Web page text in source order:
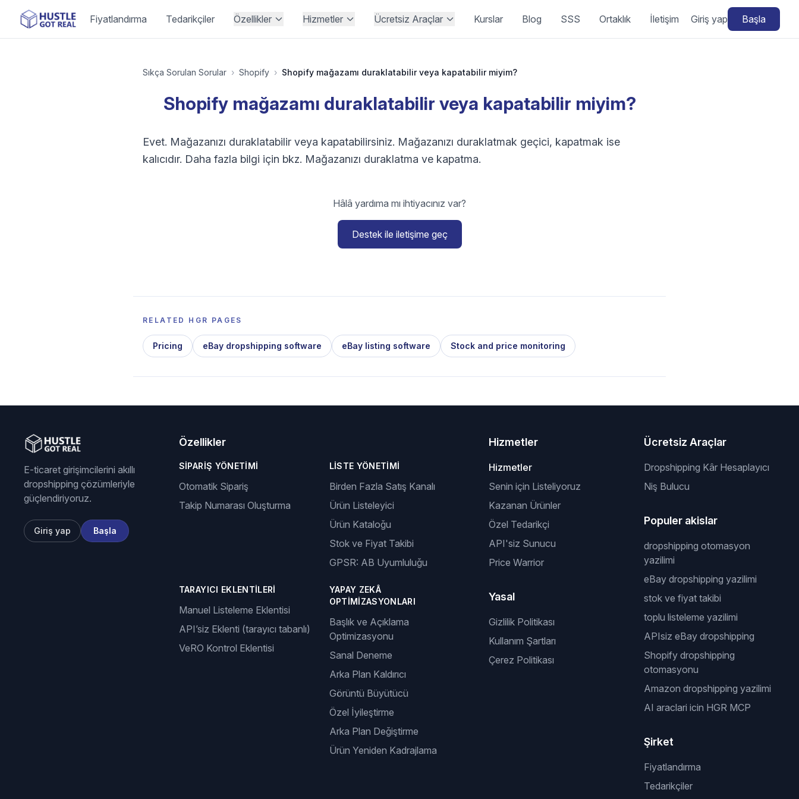
Fiyatlandırma Tedarikçiler Özellikler Hizmetler Ücretsiz Araçlar Kurslar Blog SSS Ortaklık İletişim Giriş yap Başla
Sıkça Sorulan Sorular › Shopify › Shopify mağazamı duraklatabilir veya kapatabilir miyim?
Shopify mağazamı duraklatabilir veya kapatabilir miyim?
Evet. Mağazanızı duraklatabilir veya kapatabilirsiniz. Mağazanızı duraklatmak geçici, kapatmak ise
kalıcıdır. Daha fazla bilgi için bkz. Mağazanızı duraklatma ve kapatma.
Hâlâ yardıma mı ihtiyacınız var?
Destek ile iletişime geç
RELATED HGR PAGES
Pricing eBay dropshipping software eBay listing software Stock and price monitoring
E-ticaret girişimcilerini akıllı
dropshipping çözümleriyle
güçlendiriyoruz.
Giriş yap Başla
Özellikler
SIPARIŞ YÖNETIMI
Otomatik Sipariş
Takip Numarası Oluşturma
LISTE YÖNETIMI
Birden Fazla Satış Kanalı
Ürün Listeleyici
Ürün Kataloğu
Stok ve Fiyat Takibi
GPSR: AB Uyumluluğu
TARAYICI EKLENTILERI
Manuel Listeleme Eklentisi
API’siz Eklenti (tarayıcı tabanlı)
VeRO Kontrol Eklentisi
YAPAY ZEKÂ
OPTIMIZASYONLARI
Başlık ve Açıklama
Optimizasyonu
Sanal Deneme
Arka Plan Kaldırıcı
Görüntü Büyütücü
Özel İyileştirme
Arka Plan Değiştirme
Ürün Yeniden Kadrajlama
Hizmetler
Hizmetler
Senin için Listeliyoruz
Kazanan Ürünler
Özel Tedarikçi
API'siz Sunucu
Price Warrior
Yasal
Gizlilik Politikası
Kullanım Şartları
Çerez Politikası
Ücretsiz Araçlar
Dropshipping Kâr Hesaplayıcı
Niş Bulucu
Populer akislar
dropshipping otomasyon
yazilimi
eBay dropshipping yazilimi
stok ve fiyat takibi
toplu listeleme yazilimi
APIsiz eBay dropshipping
Shopify dropshipping
otomasyonu
Amazon dropshipping yazilimi
AI araclari icin HGR MCP
Şirket
Fiyatlandırma
Tedarikçiler